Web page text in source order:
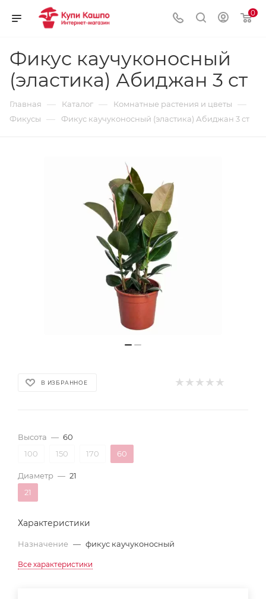
0
Фикус каучуконосный
(эластика) Абиджан 3 ст
Главная — Каталог — Комнатные растения и цветы —
Фикусы — Фикус каучуконосный (эластика) Абиджан 3 ст
В ИЗБРАННОЕ
Высота — 60
100
150 170 60
Диаметр — 21
21
Характеристики
Назначение — фикус каучуконосный
Все характеристики